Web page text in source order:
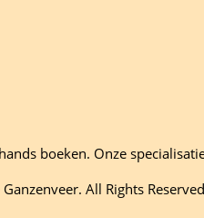
boeken. Onze
All Rights